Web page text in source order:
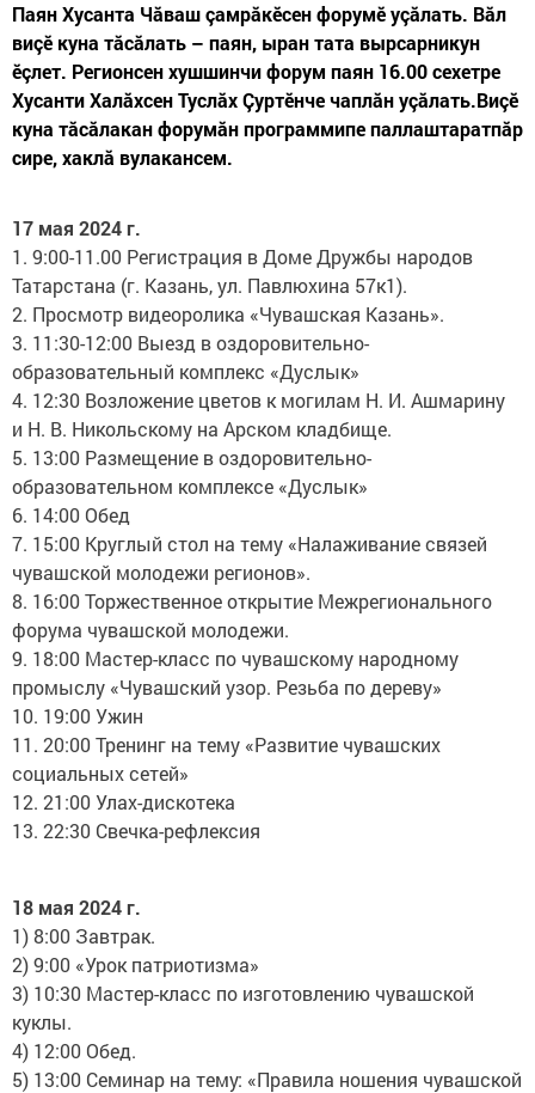
Паян Хусанта Чăваш çамрăкӗсен форумӗ уçăлать. Вăл
виçӗ куна тăсăлать – паян, ыран тата вырсарникун
ӗçлет. Регионсен хушшинчи форум паян 16.00 сехетре
Хусанти Халăхсен Туслăх Çуртӗнче чаплăн уçăлать.Виçӗ
куна тăсăлакан форумăн программипе паллаштаратпăр
сире, хаклă вулакансем.
17 мая 2024 г.
1. 9:00-11.00 Регистрация в Доме Дружбы народов
Татарстана (г. Казань, ул. Павлюхина 57к1).
2. Просмотр видеоролика «Чувашская Казань».
3. 11:30-12:00 Выезд в оздоровительно-
образовательный комплекс «Дуслык»
4. 12:30 Возложение цветов к могилам Н. И. Ашмарину
и Н. В. Никольскому на Арском кладбище.
5. 13:00 Размещение в оздоровительно-
образовательном комплексе «Дуслык»
6. 14:00 Обед
7. 15:00 Круглый стол на тему «Налаживание связей
чувашской молодежи регионов».
8. 16:00 Торжественное открытие Межрегионального
форума чувашской молодежи.
9. 18:00 Мастер-класс по чувашскому народному
промыслу «Чувашский узор. Резьба по дереву»
10. 19:00 Ужин
11. 20:00 Тренинг на тему «Развитие чувашских
социальных сетей»
12. 21:00 Улах-дискотека
13. 22:30 Свечка-рефлексия
18 мая 2024 г.
1) 8:00 Завтрак.
2) 9:00 «Урок патриотизма»
3) 10:30 Мастер-класс по изготовлению чувашской
куклы.
4) 12:00 Обед.
5) 13:00 Семинар на тему: «Правила ношения чувашской